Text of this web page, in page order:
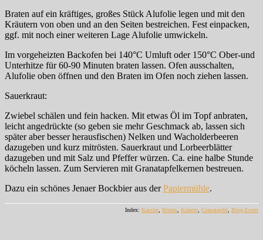
Braten auf ein kräftiges, großes Stück Alufolie legen und mit den
Kräutern von oben und an den Seiten bestreichen. Fest einpacken,
ggf. mit noch einer weiteren Lage Alufolie umwickeln.
Im vorgeheizten Backofen bei 140°C Umluft oder 150°C Ober-und
Unterhitze für 60-90 Minuten braten lassen. Ofen ausschalten,
Alufolie oben öffnen und den Braten im Ofen noch ziehen lassen.
Sauerkraut:
Zwiebel schälen und fein hacken. Mit etwas Öl im Topf anbraten,
leicht angedrückte (so geben sie mehr Geschmack ab, lassen sich
später aber besser herausfischen) Nelken und Wacholderbeeren
dazugeben und kurz mitrösten. Sauerkraut und Lorbeerblätter
dazugeben und mit Salz und Pfeffer würzen. Ca. eine halbe Stunde
köcheln lassen. Zum Servieren mit Granatapfelkernen bestreuen.
Dazu ein schönes Jenaer Bockbier aus derPapiermühle.
Index: Kassler, Braten, Kräuter, Granatapfel, Blog-Event